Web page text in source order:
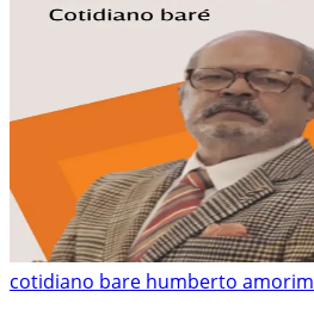
cotidiano bare humberto amorim